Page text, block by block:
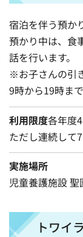
宿泊を伴う預か
預かり中は、食
話を行います。
※お子さんの引
9時から19時ま
利用限度各年度
ただし連続して
実施場所
児童養護施設
トワイ